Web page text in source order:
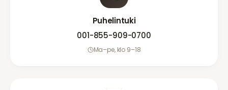
Puhelintuki
001-855-909-0700
Ma–pe, klo 9–18